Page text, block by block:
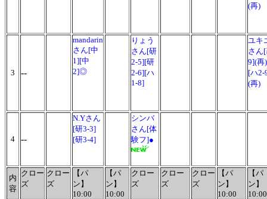
(再)
3 --
mandarin
さん[中
1][中
2]◎
りょう
さん[研
2-5][研
2-6][ハ
1-8]
ユキ
さん
9](再)
[ハ2-
(再)
4 --
N.Yさん
[研3-3]
[研3-4]
シンバ
さん[体
験フ]●
内
容
クロー
ズ
クロー
ズ
【パ
ン】
10:00
【パ
ン】
10:00
クロー
ズ
クロー
ズ
クロー
ズ
【パ
ン】
10:00
【パ
ン】
10:00